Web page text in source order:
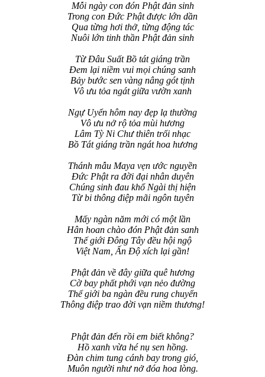
Mỗi ngày con đón Phật đản sinh
Trong con Đức Phật được lớn dần
Qua từng hơi thở, từng động tác
Nuôi lớn tinh thần Phật đản sinh
Từ Đâu Suất Bồ tát giáng trần
Đem lại niềm vui mọi chúng sanh
Bảy bước sen vàng nâng gót tịnh
Vô ưu tỏa ngát giữa vườn xanh
Ngự Uyển hôm nay đẹp lạ thường
Vô ưu nở rộ tỏa mùi hương
Lâm Tỳ Ni Chư thiên trổi nhạc
Bồ Tát giáng trần ngát hoa hương
Thánh mẫu Maya vẹn ước nguyền
Đức Phật ra đời đại nhân duyên
Chúng sinh đau khổ Ngài thị hiện
Từ bi thông điệp mãi ngôn tuyên
Mấy ngàn năm mới có một lần
Hân hoan chào đón Phật đản sanh
Thế giới Đông Tây đều hội ngộ
Việt Nam, Ấn Độ xích lại gần!
Phật đản về đây giữa quê hương
Cờ bay phất phới vạn nẻo đường
Thế giới ba ngàn đều rung chuyển
Thông điệp trao đời vạn niềm thương!
Phật đản đến rồi em biết không?
Hồ xanh vừa hé nụ sen hồng.
Đàn chim tung cánh bay trong gió,
Muôn người như nở đóa hoa lòng.